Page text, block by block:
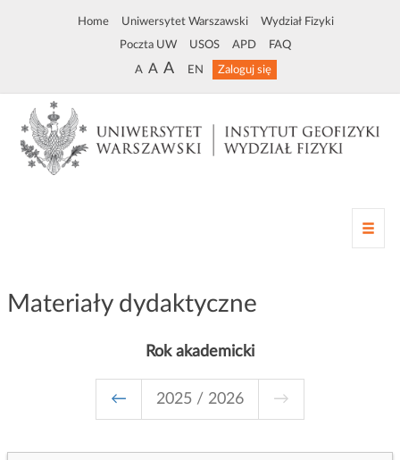
Home Uniwersytet Warszawski Wydział Fizyki
Poczta UW USOS APD FAQ
A A A EN Zaloguj się
Z
m
c
Materiały dydaktyczne
Rok akademicki
← 2025 / 2026 →